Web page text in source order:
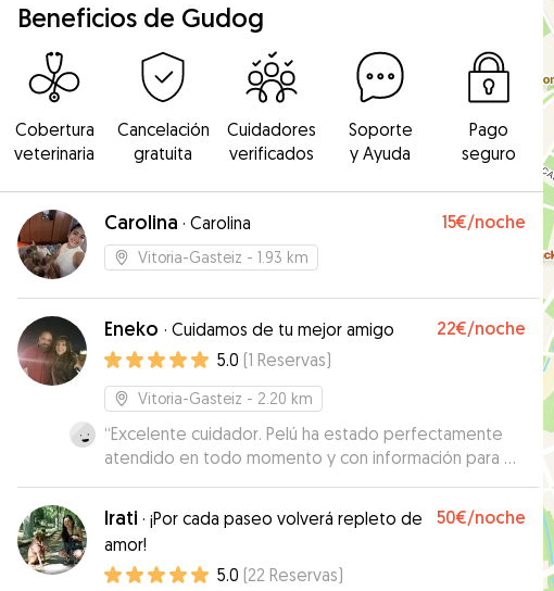
Beneficios de Gudog
Cobertura
veterinaria
Cancelación
gratuita
Cuidadores
verificados
Soporte
y Ayuda
Pago
seguro
Carolina · Carolina 15€/noche
Vitoria-Gasteiz - 1.93 km
Eneko · Cuidamos de tu mejor amigo 22€/noche
5.0 (1 Reservas)
Vitoria-Gasteiz - 2.20 km
“Excelente cuidador. Pelú ha estado perfectamente
atendido en todo momento y con información para mí
Muy recomendable. Repetiremos. Gracias, Eneko.”
Irati · ¡Por cada paseo volverá repleto de
amor!
50€/noche
5.0 (22 Reservas)